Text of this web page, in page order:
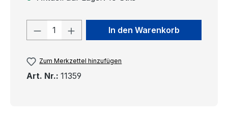
Produkt Anzahl: Gib den
In den Warenkorb
Zum Merkzettel hinzufügen
Art. Nr.: 11359